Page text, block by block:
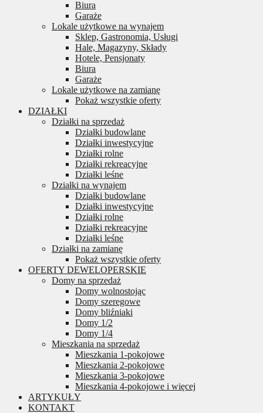
Biura
Garaże
Lokale użytkowe na wynajem
Sklep, Gastronomia, Usługi
Hale, Magazyny, Składy
Hotele, Pensjonaty
Biura
Garaże
Lokale użytkowe na zamianę
Pokaż wszystkie oferty
DZIAŁKI
Działki na sprzedaż
Działki budowlane
Działki inwestycyjne
Działki rolne
Działki rekreacyjne
Działki leśne
Działki na wynajem
Działki budowlane
Działki inwestycyjne
Działki rolne
Działki rekreacyjne
Działki leśne
Działki na zamianę
Pokaż wszystkie oferty
OFERTY DEWELOPERSKIE
Domy na sprzedaż
Domy wolnostojąc
Domy szeregowe
Domy bliźniaki
Domy 1/2
Domy 1/4
Mieszkania na sprzedaż
Mieszkania 1-pokojowe
Mieszkania 2-pokojowe
Mieszkania 3-pokojowe
Mieszkania 4-pokojowe i więcej
ARTYKUŁY
KONTAKT